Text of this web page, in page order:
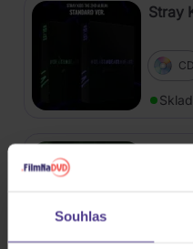
Souhlas
Stray
CD